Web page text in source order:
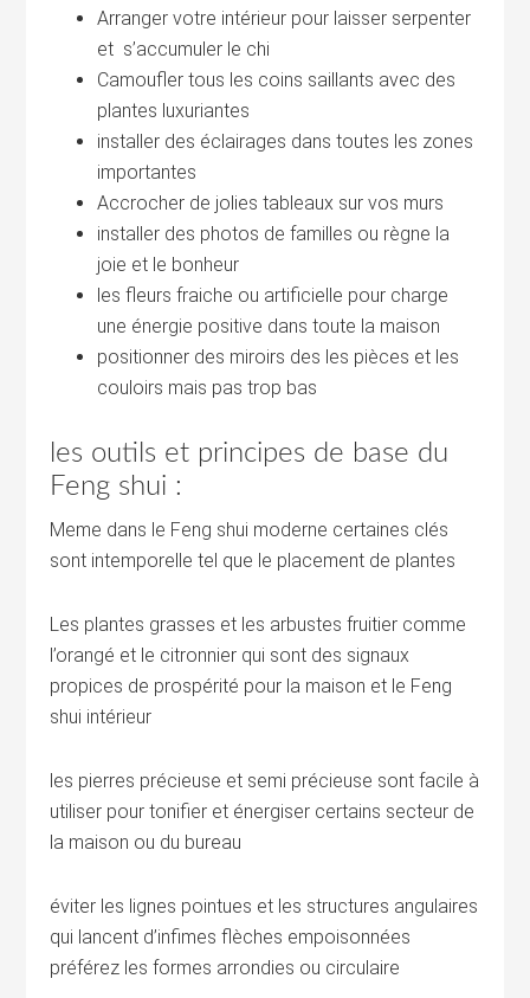
Arranger votre intérieur pour laisser serpenter
et s’accumuler le chi
Camoufler tous les coins saillants avec des
plantes luxuriantes
installer des éclairages dans toutes les zones
importantes
Accrocher de jolies tableaux sur vos murs
installer des photos de familles ou règne la
joie et le bonheur
les fleurs fraiche ou artificielle pour charge
une énergie positive dans toute la maison
positionner des miroirs des les pièces et les
couloirs mais pas trop bas
les outils et principes de base du
Feng shui :
Meme dans le Feng shui moderne certaines clés
sont intemporelle tel que le placement de plantes
Les plantes grasses et les arbustes fruitier comme
l’orangé et le citronnier qui sont des signaux
propices de prospérité pour la maison et le Feng
shui intérieur
les pierres précieuse et semi précieuse sont facile à
utiliser pour tonifier et énergiser certains secteur de
la maison ou du bureau
éviter les lignes pointues et les structures angulaires
qui lancent d’infimes flèches empoisonnées
préférez les formes arrondies ou circulaire